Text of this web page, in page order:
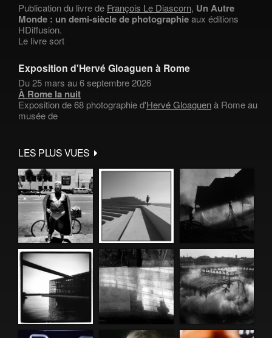
Publication du livre de François Le Diascorn, Un Autre
Monde : un demi-siècle de photographieaux éditions
HDiffusion.
Le livre sort
Exposition d'Hervé Gloaguen à Rome
Du 25 mars au 6 septembre 2026
À Rome la nuit
Exposition de 68 photographie d'Hervé Gloaguenà Rome au
musée de
LES PLUS VUES